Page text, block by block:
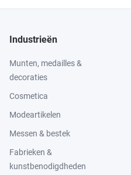
Industrieën
Munten, medailles &
decoraties
Cosmetica
Modeartikelen
Messen & bestek
Fabrieken &
kunstbenodigdheden